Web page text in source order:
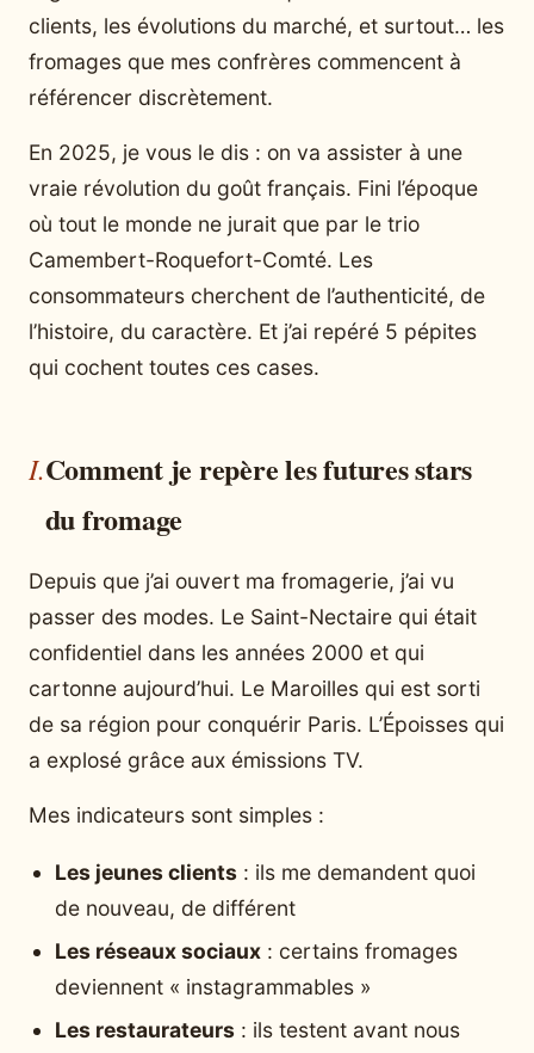
clients, les évolutions du marché, et surtout… les
fromages que mes confrères commencent à
référencer discrètement.
En 2025, je vous le dis : on va assister à une
vraie révolution du goût français. Fini l’époque
où tout le monde ne jurait que par le trio
Camembert-Roquefort-Comté. Les
consommateurs cherchent de l’authenticité, de
l’histoire, du caractère. Et j’ai repéré 5 pépites
qui cochent toutes ces cases.
Comment je repère les futures stars
du fromage
Depuis que j’ai ouvert ma fromagerie, j’ai vu
passer des modes. Le Saint-Nectaire qui était
confidentiel dans les années 2000 et qui
cartonne aujourd’hui. Le Maroilles qui est sorti
de sa région pour conquérir Paris. L’Époisses qui
a explosé grâce aux émissions TV.
Mes indicateurs sont simples :
Les jeunes clients : ils me demandent quoi
de nouveau, de différent
Les réseaux sociaux : certains fromages
deviennent « instagrammables »
Les restaurateurs : ils testent avant nous